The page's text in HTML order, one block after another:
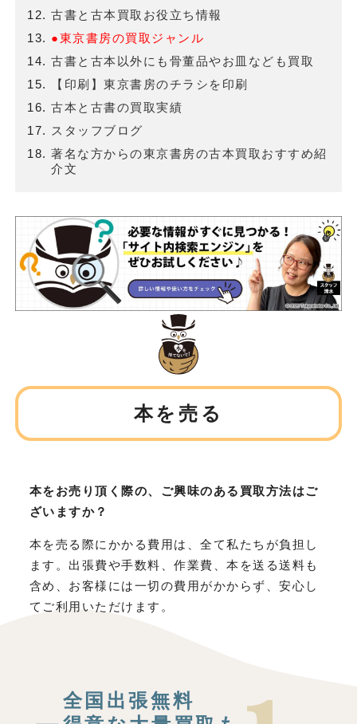
古書と古本買取お役立ち情報
●東京書房の買取ジャンル
古書と古本以外にも骨董品やお皿なども買取
【印刷】東京書房のチラシを印刷
古本と古書の買取実績
スタッフブログ
著名な方からの東京書房の古本買取おすすめ紹
介文
本を売る
本をお売り頂く際の、ご興味のある買取方法はご
ざいますか？
本を売る際にかかる費用は、全て私たちが負担し
ます。出張費や手数料、作業費、本を送る送料も
含め、お客様には一切の費用がかからず、安心し
てご利用いただけます。
全国出張無料